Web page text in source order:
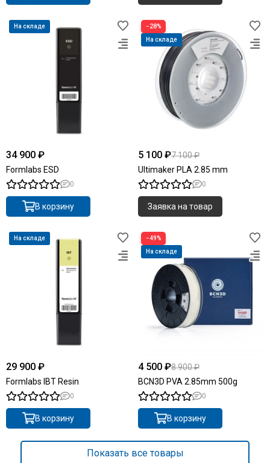
На складе
34 900 ₽
Formlabs ESD
0
В корзину
−28%
На складе
5 100 ₽7 100 ₽
Ultimaker PLA 2.85 mm
0
Заявка на товар
На складе
29 900 ₽
Formlabs IBT Resin
0
В корзину
−49%
На складе
4 500 ₽8 900 ₽
BCN3D PVA 2.85mm 500g
0
В корзину
Показать все товары